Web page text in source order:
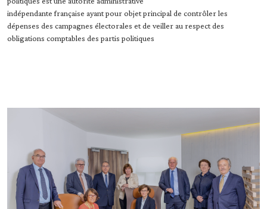
indépendante française ayant pour objet principal de contrôler les
dépenses des campagnes électorales et de veiller au respect des
obligations comptables des partis politiques